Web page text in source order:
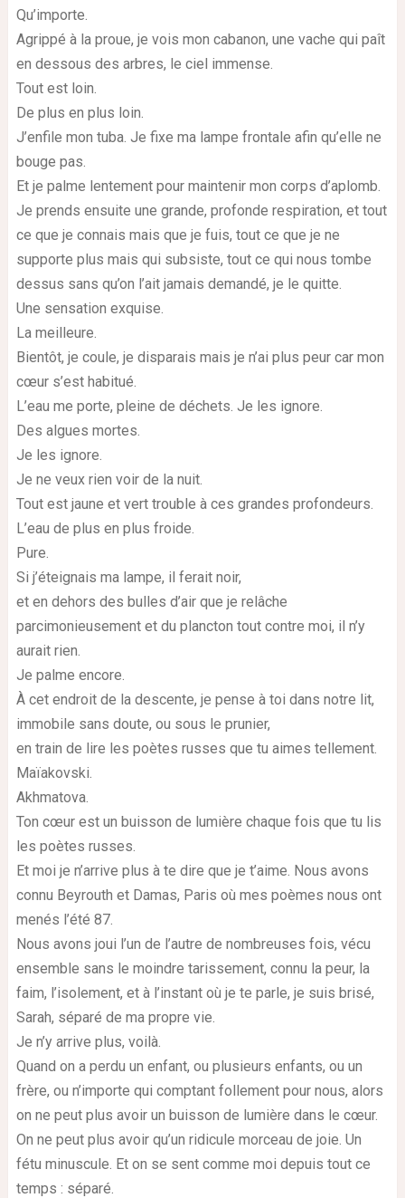
Qu’importe.
Agrippé à la proue, je vois mon cabanon, une vache qui paît
en dessous des arbres, le ciel immense.
Tout est loin.
De plus en plus loin.
J’enfile mon tuba. Je fixe ma lampe frontale afin qu’elle ne
bouge pas.
Et je palme lentement pour maintenir mon corps d’aplomb.
Je prends ensuite une grande, profonde respiration, et tout
ce que je connais mais que je fuis, tout ce que je ne
supporte plus mais qui subsiste, tout ce qui nous tombe
dessus sans qu’on l’ait jamais demandé, je le quitte.
Une sensation exquise.
La meilleure.
Bientôt, je coule, je disparais mais je n’ai plus peur car mon
cœur s’est habitué.
L’eau me porte, pleine de déchets. Je les ignore.
Des algues mortes.
Je les ignore.
Je ne veux rien voir de la nuit.
Tout est jaune et vert trouble à ces grandes profondeurs.
L’eau de plus en plus froide.
Pure.
Si j’éteignais ma lampe, il ferait noir,
et en dehors des bulles d’air que je relâche
parcimonieusement et du plancton tout contre moi, il n’y
aurait rien.
Je palme encore.
À cet endroit de la descente, je pense à toi dans notre lit,
immobile sans doute, ou sous le prunier,
en train de lire les poètes russes que tu aimes tellement.
Maïakovski.
Akhmatova.
Ton cœur est un buisson de lumière chaque fois que tu lis
les poètes russes.
Et moi je n’arrive plus à te dire que je t’aime. Nous avons
connu Beyrouth et Damas, Paris où mes poèmes nous ont
menés l’été 87.
Nous avons joui l’un de l’autre de nombreuses fois, vécu
ensemble sans le moindre tarissement, connu la peur, la
faim, l’isolement, et à l’instant où je te parle, je suis brisé,
Sarah, séparé de ma propre vie.
Je n’y arrive plus, voilà.
Quand on a perdu un enfant, ou plusieurs enfants, ou un
frère, ou n’importe qui comptant follement pour nous, alors
on ne peut plus avoir un buisson de lumière dans le cœur.
On ne peut plus avoir qu’un ridicule morceau de joie. Un
fétu minuscule. Et on se sent comme moi depuis tout ce
temps : séparé.